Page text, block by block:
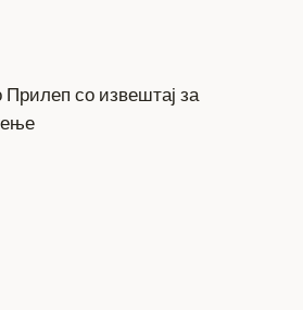
со извештај за